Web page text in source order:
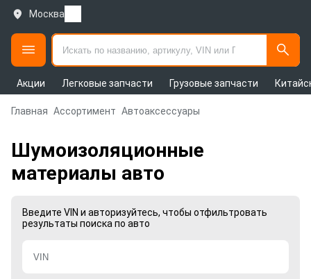
Москва
Акции Легковые запчасти Грузовые запчасти
Главная Ассортимент Автоаксессуары
Шумоизоляционные
материалы авто
Введите VIN и авторизуйтесь, чтобы отфильтровать
результаты поиска по авто